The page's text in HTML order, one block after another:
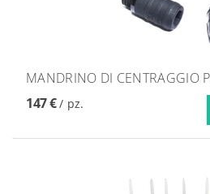
MANDRINO DI CENTRAGGIO
147 €/ pz.